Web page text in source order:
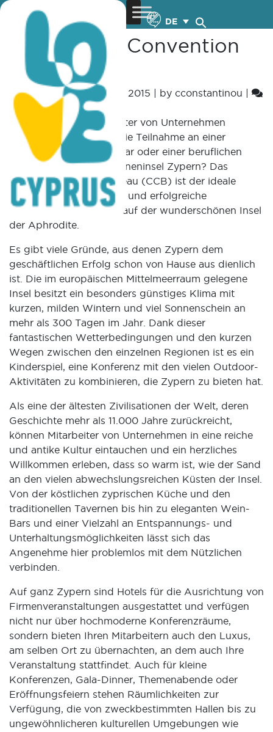
DE
Category:TopBar
Das Cyprus Convention
Bureau
Posted on September 3, 2015 | by cconstantinou |
Leave a Comment
Was könnte für Mitarbeiter von Unternehmen
motivierender sein, als die Teilnahme an einer
Konferenz, einem Seminar oder einer beruflichen
Fortbildung auf der Sonneninsel Zypern? Das
Cyprus Convention Bureau (CCB) ist der ideale
Partner für inspirierende und erfolgreiche
Firmenveranstaltungen auf der wunderschönen Insel
der Aphrodite.
Es gibt viele Gründe, aus denen Zypern dem
geschäftlichen Erfolg schon von Hause aus dienlich
ist. Die im europäischen Mittelmeerraum gelegene
Insel besitzt ein besonders günstiges Klima mit
kurzen, milden Wintern und viel Sonnenschein an
mehr als 300 Tagen im Jahr. Dank dieser
fantastischen Wetterbedingungen und den kurzen
Wegen zwischen den einzelnen Regionen ist es ein
Kinderspiel, eine Konferenz mit den vielen Outdoor-
Aktivitäten zu kombinieren, die Zypern zu bieten hat.
Als eine der ältesten Zivilisationen der Welt, deren
Geschichte mehr als 11.000 Jahre zurückreicht,
können Mitarbeiter von Unternehmen in eine reiche
und antike Kultur eintauchen und ein herzliches
Willkommen erleben, dass so warm ist, wie der Sand
an den vielen abwechslungsreichen Küsten der Insel.
Von der köstlichen zyprischen Küche und den
traditionellen Tavernen bis hin zu eleganten Wein-
Bars und einer Vielzahl an Entspannungs- und
Unterhaltungsmöglichkeiten lässt sich das
Angenehme hier problemlos mit dem Nützlichen
verbinden.
Auf ganz Zypern sind Hotels für die Ausrichtung von
Firmenveranstaltungen ausgestattet und verfügen
nicht nur über hochmoderne Konferenzräume,
sondern bieten Ihren Mitarbeitern auch den Luxus,
am selben Ort zu übernachten, an dem auch Ihre
Veranstaltung stattfindet. Auch für kleine
Konferenzen, Gala-Dinner, Themenabende oder
Eröffnungsfeiern stehen Räumlichkeiten zur
Verfügung, die von zweckbestimmten Hallen bis zu
ungewöhnlicheren kulturellen Umgebungen wie